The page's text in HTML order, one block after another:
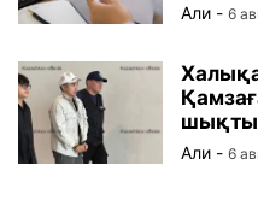
Али - 6
шықты
Али - 6